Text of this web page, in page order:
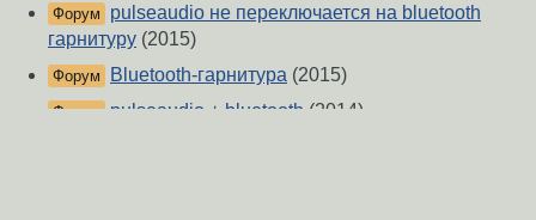
Форум
pulseaudio не переключается на bluetooth
гарнитуру (2015)
Форум Bluetooth-гарнитура (2015)
Форум pulseaudio + bluetooth (2014)